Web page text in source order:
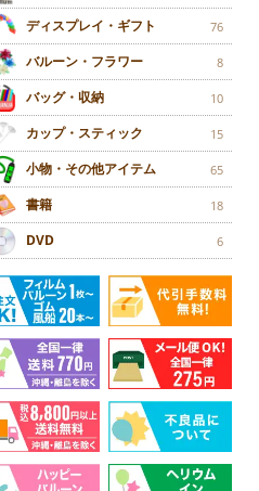
ディスプレイ・ギフト 76
バルーン・フラワー 8
バッグ・収納 10
カップ・スティック 15
小物・その他アイテム 65
書籍 18
DVD 6